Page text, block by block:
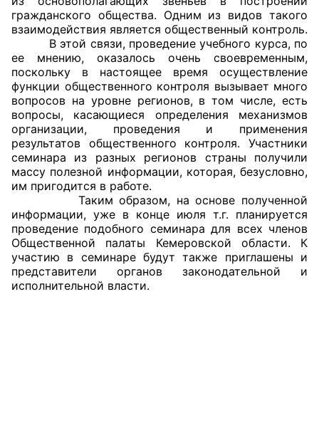
Общественные советы при территориальных
органах федеральных органов
исполнительной власти
Общественные советы по проведению
независимой оценки качества условий
оказания услуг
О Палате
Структура Палаты
Комиссии
Экспертный совет ОП КО
Совет ОП КО
гражданского общества. Одним из видов такого
взаимодействия является общественный контроль.
В этой связи, проведение учебного курса, по
ее мнению, оказалось очень своевременным,
поскольку в настоящее время осуществление
функции общественного контроля вызывает много
вопросов на уровне регионов, в том числе, есть
вопросы, касающиеся определения механизмов
организации, проведения и применения
результатов общественного контроля. Участники
семинара из разных регионов страны получили
массу полезной информации, которая, безусловно,
им пригодится в работе.
Таким образом, на основе полученной
информации, уже в конце июля т.г. планируется
проведение подобного семинара для всех членов
Общественной палаты Кемеровской области. К
участию в семинаре будут также приглашены и
представители органов законодательной и
исполнительной власти.